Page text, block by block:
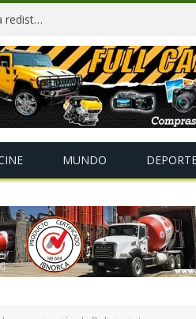
Paz y gobernadores firman acuerdo del 50/50 que proyecta redistribuir recursos y tributos desde 2027
MUNDO